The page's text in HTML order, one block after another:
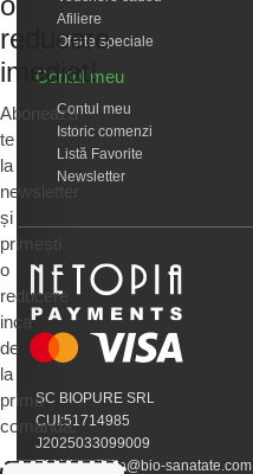
Afiliere
Oferte speciale
Contul meu
Contul meu
Istoric comenzi
Listă Favorite
Newsletter
SC BIOPURE SRL
CUI:51714985
J2025033099009
EMAIL:calivita@bio-sanatate.com
reducere
imediat!
Abonează-
te
la
newsletter
și
primești
o
reducere
inca
de
la
prima
comandă.